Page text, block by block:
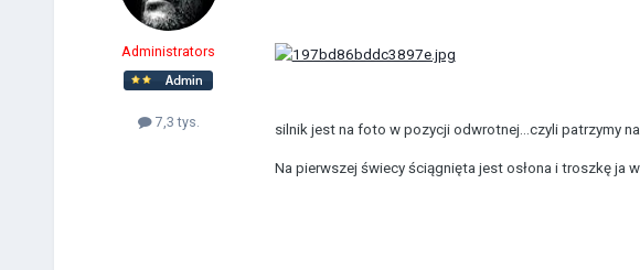
Administrators
7,3 tys. silnik jest na foto w pozycji odwrotnej...czyli patrzymy
Na pierwszej świecy ściągnięta jest osłona i troszkę ja